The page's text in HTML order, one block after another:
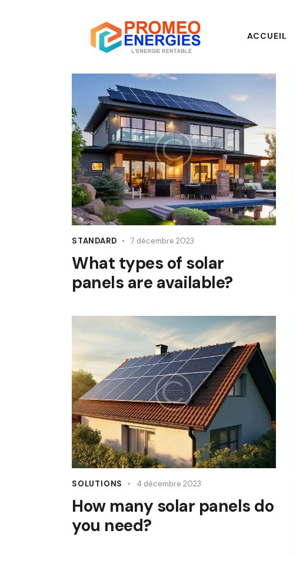
ACCUEIL
STANDARD 7 décembre 2023
What types of solar
panels are available?
SOLUTIONS 4 décembre 2023
How many solar panels do
you need?